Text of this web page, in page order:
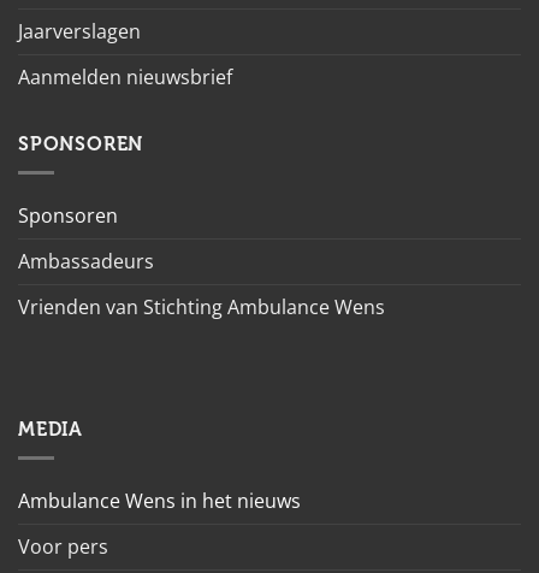
Jaarverslagen
Aanmelden nieuwsbrief
SPONSOREN
Sponsoren
Ambassadeurs
Vrienden van Stichting Ambulance Wens
MEDIA
Ambulance Wens in het nieuws
Voor pers